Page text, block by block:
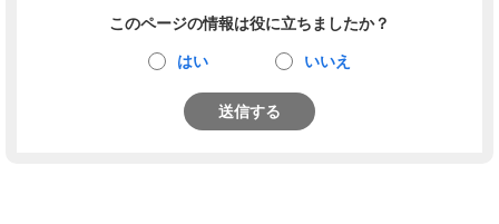
このページの情報は役に立ちましたか？
はい いいえ
送信する